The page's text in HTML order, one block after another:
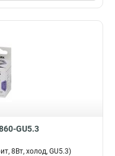
GU5.3
8Вт, холод, GU5.3)